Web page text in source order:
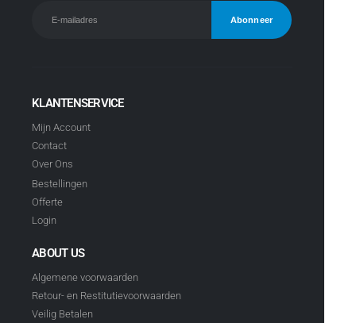
KLANTENSERVICE
Mijn Account
Contact
Over Ons
Bestellingen
Offerte
Login
ABOUT US
Algemene voorwaarden
Retour- en Restitutievoorwaarden
Veilig Betalen